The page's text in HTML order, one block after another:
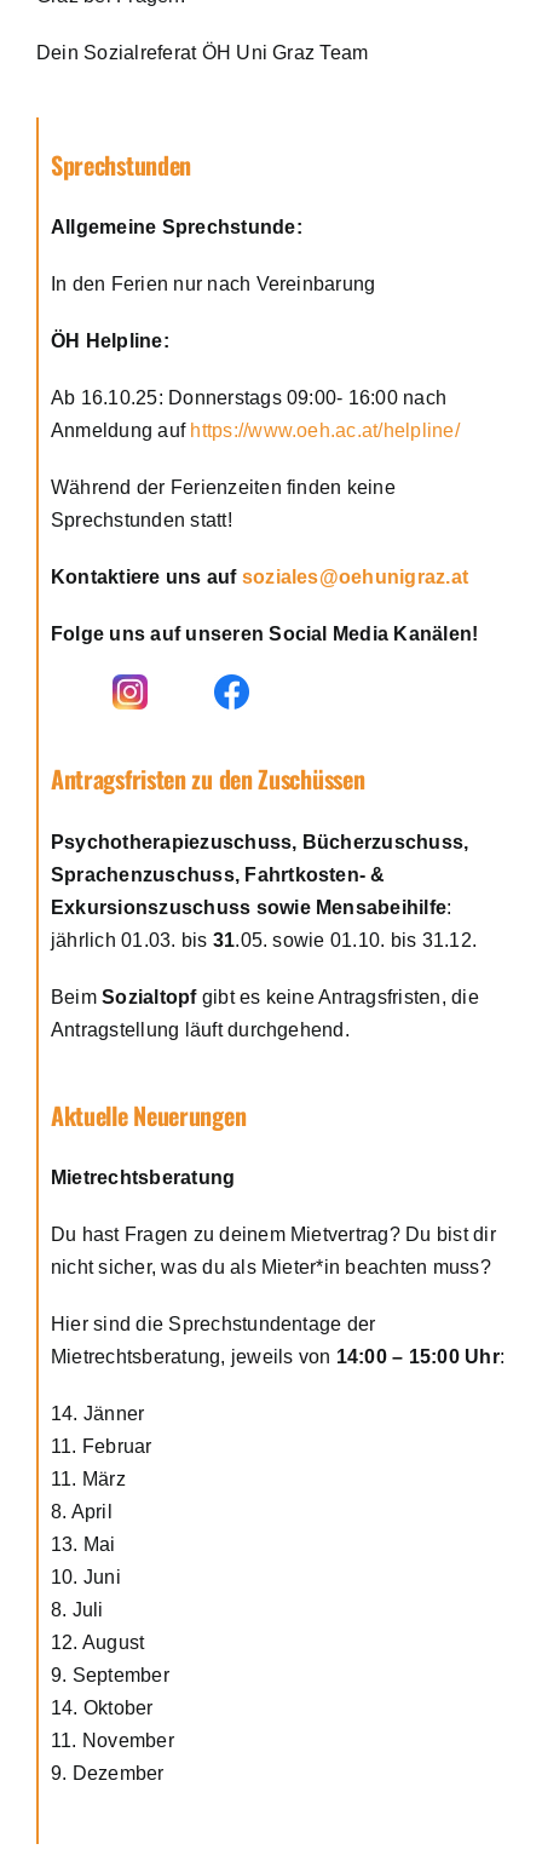
Dein Sozialreferat ÖH Uni Graz Team
Sprechstunden
Allgemeine Sprechstunde:
In den Ferien nur nach Vereinbarung
ÖH Helpline:
Ab 16.10.25: Donnerstags 09:00- 16:00 nach
Anmeldung auf https://www.oeh.ac.at/helpline/
Während der Ferienzeiten finden keine
Sprechstunden statt!
Kontaktiere uns auf soziales@oehunigraz.at
Folge uns auf unseren Social Media Kanälen!
Antragsfristen zu den Zuschüssen
Psychotherapiezuschuss, Bücherzuschuss,
Sprachenzuschuss, Fahrtkosten- &
Exkursionszuschuss sowie Mensabeihilfe:
jährlich 01.03. bis 31.05. sowie 01.10. bis 31.12.
BeimSozialtopfgibt es keine Antragsfristen, die
Antragstellung läuft durchgehend.
Aktuelle Neuerungen
Mietrechtsberatung
Du hast Fragen zu deinem Mietvertrag? Du bist dir
nicht sicher, was du als Mieter*in beachten muss?
Hier sind die Sprechstundentage der
Mietrechtsberatung, jeweils von 14:00 – 15:00 Uhr:
14. Jänner
11. Februar
11. März
8. April
13. Mai
10. Juni
8. Juli
12. August
9. September
14. Oktober
11. November
9. Dezember